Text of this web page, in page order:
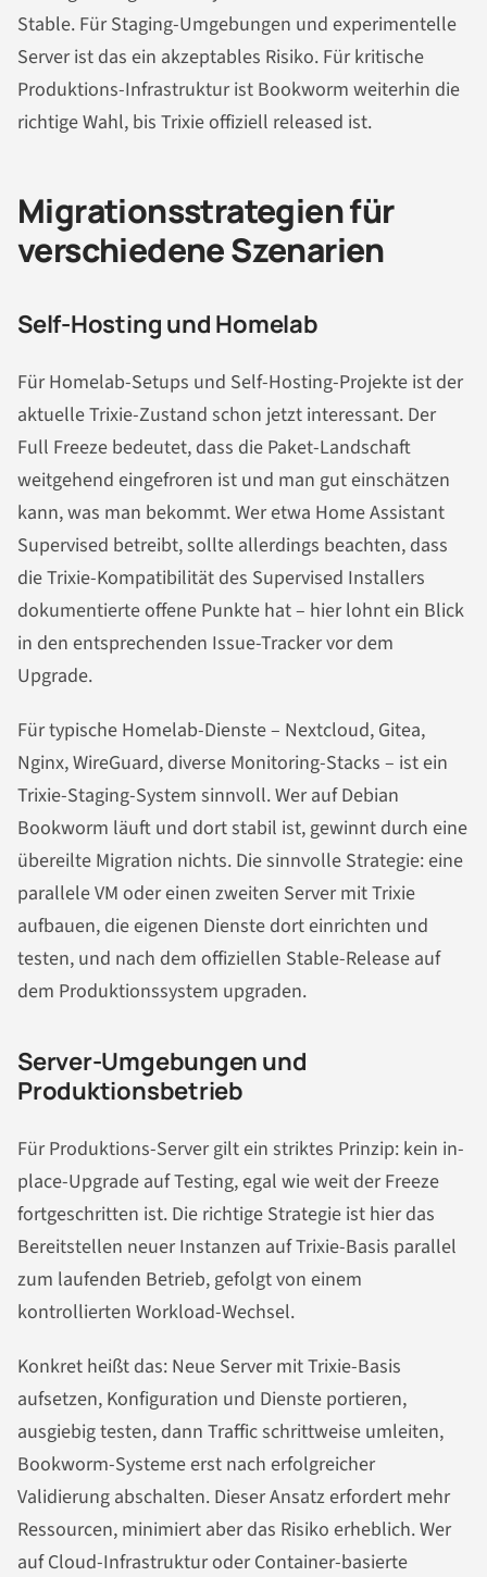
Stable. Für Staging-Umgebungen und experimentelle
Server ist das ein akzeptables Risiko. Für kritische
Produktions-Infrastruktur ist Bookworm weiterhin die
richtige Wahl, bis Trixie offiziell released ist.
Migrationsstrategien für
verschiedene Szenarien
Self-Hosting und Homelab
Für Homelab-Setups und Self-Hosting-Projekte ist der
aktuelle Trixie-Zustand schon jetzt interessant. Der
Full Freeze bedeutet, dass die Paket-Landschaft
weitgehend eingefroren ist und man gut einschätzen
kann, was man bekommt. Wer etwa Home Assistant
Supervised betreibt, sollte allerdings beachten, dass
die Trixie-Kompatibilität des Supervised Installers
dokumentierte offene Punkte hat – hier lohnt ein Blick
in den entsprechenden Issue-Tracker vor dem
Upgrade.
Für typische Homelab-Dienste – Nextcloud, Gitea,
Nginx, WireGuard, diverse Monitoring-Stacks – ist ein
Trixie-Staging-System sinnvoll. Wer auf Debian
Bookworm läuft und dort stabil ist, gewinnt durch eine
übereilte Migration nichts. Die sinnvolle Strategie: eine
parallele VM oder einen zweiten Server mit Trixie
aufbauen, die eigenen Dienste dort einrichten und
testen, und nach dem offiziellen Stable-Release auf
dem Produktionssystem upgraden.
Server-Umgebungen und
Produktionsbetrieb
Für Produktions-Server gilt ein striktes Prinzip: kein in-
place-Upgrade auf Testing, egal wie weit der Freeze
fortgeschritten ist. Die richtige Strategie ist hier das
Bereitstellen neuer Instanzen auf Trixie-Basis parallel
zum laufenden Betrieb, gefolgt von einem
kontrollierten Workload-Wechsel.
Konkret heißt das: Neue Server mit Trixie-Basis
aufsetzen, Konfiguration und Dienste portieren,
ausgiebig testen, dann Traffic schrittweise umleiten,
Bookworm-Systeme erst nach erfolgreicher
Validierung abschalten. Dieser Ansatz erfordert mehr
Ressourcen, minimiert aber das Risiko erheblich. Wer
auf Cloud-Infrastruktur oder Container-basierte